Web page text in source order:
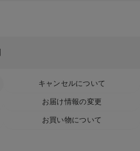
キャンセルについて
お届け情報の変更
お買い物について